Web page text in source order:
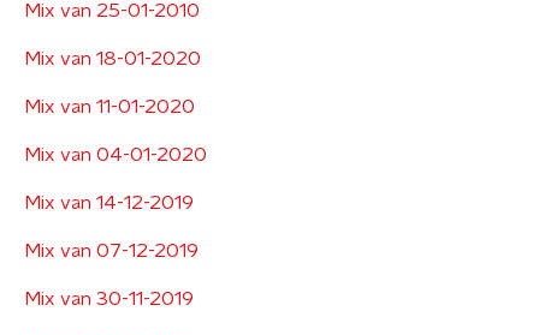
Mix van 25-01-2010
Mix van 18-01-2020
Mix van 11-01-2020
Mix van 04-01-2020
Mix van 14-12-2019
Mix van 07-12-2019
Mix van 30-11-2019